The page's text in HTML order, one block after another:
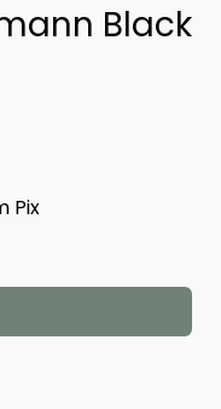
Black
Pix